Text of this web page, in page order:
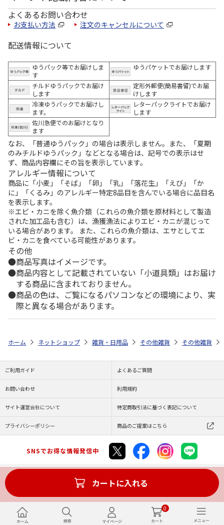
0
よくあるお問い合わせ
お支払い方法 注文のキャンセルについて
配送情報について
ゆうパック等でお届けしま
す
ゆうパケットでお届けします
チルドゆうパックでお届け
します
定形外郵便(簡易書留)でお届
けします
冷凍ゆうパックでお届けし
ます。
レターパックライトでお届け
します
佐川急便でのお届けとなり
ます
なお、「普通ゆうパック」の場合は表示しません。また、「夏期
のみチルドゆうパック」などとなる場合は、記号での表示はせ
ず、商品内容欄にその旨を表示しています。
アレルギー情報について
商品に「小麦」「そば」「卵」「乳」「落花生」「えび」「か
に」「くるみ」のアレルギー特定8品目を含んでいる場合に品目名
を表示します。
※エビ・カニを除く魚介類（これらの魚介類を原材料として製造
された加工品も含む）は、漁獲漁法によりエビ・カニが混じって
いる場合があります。 また、これらの魚介類は、エサとしてエ
ビ・カニを食べている可能性があります。
その他
商品写真はイメージです。
商品内容として記載されていない「小道具類」はお届け
する商品に含まれておりません。
商品の色は、ご覧になるパソコンなどの環境により、実
際と異なる場合があります。
カートに入れる
ホーム ネットショップ 雑貨・日用品 その他雑貨 その他雑貨
ご利用ガイド よくあるご質問
お問い合わせ 利用規約
サイト運営会社について 特定商取引法に基づく表記について
プライバシーポリシー 商品のご提案はこちら
SNSでお得な情報発信中